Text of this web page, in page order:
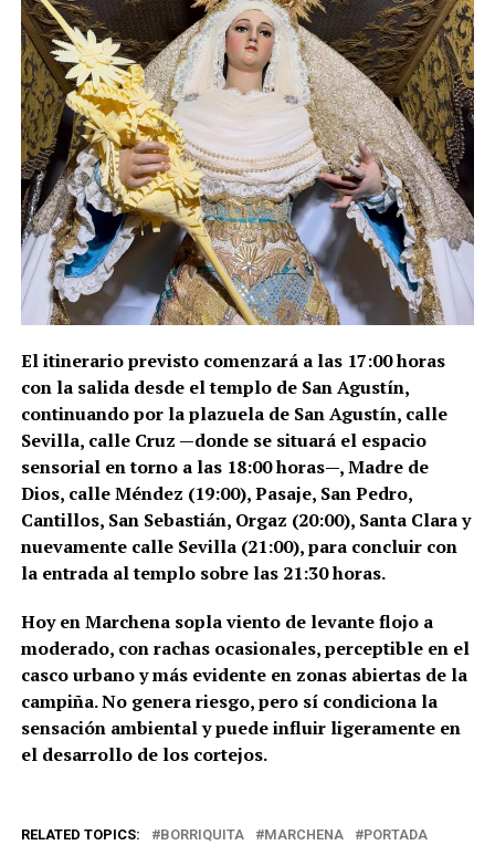
El itinerario previsto comenzará a las 17:00 horas
con la salida desde el templo de San Agustín,
continuando por la plazuela de San Agustín, calle
Sevilla, calle Cruz —donde se situará el espacio
sensorial en torno a las 18:00 horas—, Madre de
Dios, calle Méndez (19:00), Pasaje, San Pedro,
Cantillos, San Sebastián, Orgaz (20:00), Santa Clara y
nuevamente calle Sevilla (21:00), para concluir con
la entrada al templo sobre las 21:30 horas.
Hoy en Marchena sopla viento de levante flojo a
moderado, con rachas ocasionales, perceptible en el
casco urbano y más evidente en zonas abiertas de la
campiña. No genera riesgo, pero sí condiciona la
sensación ambiental y puede influir ligeramente en
el desarrollo de los cortejos.
RELATED TOPICS: BORRIQUITA MARCHENA PORTADA